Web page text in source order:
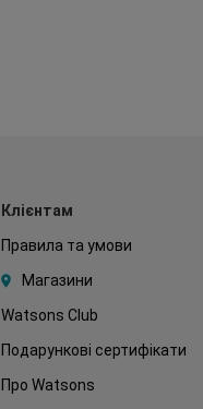
Клієнтам
Правила та умови
Магазини
Watsons Club
Подарункові сертифікати
Про Watsons